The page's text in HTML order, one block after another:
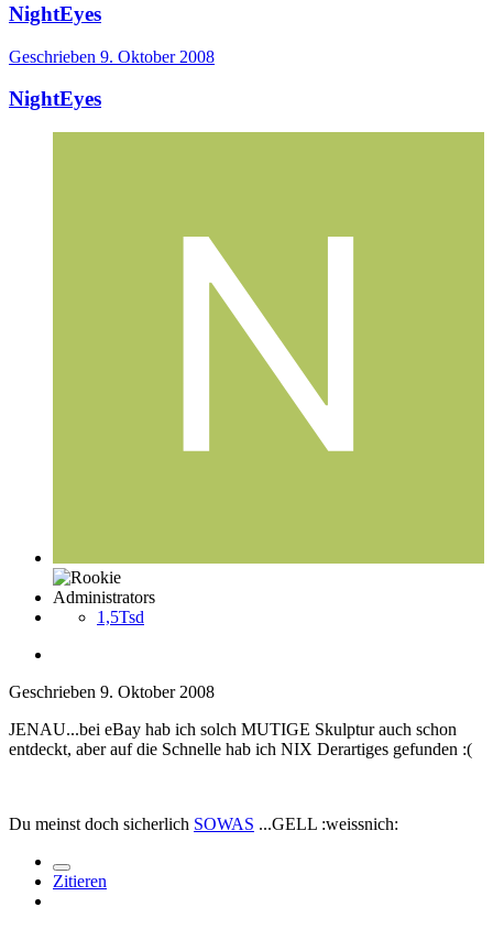
NightEyes
Geschrieben 9. Oktober 2008
NightEyes
Administrators
1,5Tsd
Geschrieben 9. Oktober 2008
JENAU...bei eBay hab ich solch MUTIGE Skulptur auch schon
entdeckt, aber auf die Schnelle hab ich NIX Derartiges gefunden :(
Du meinst doch sicherlich SOWAS ...GELL :weissnich:
Zitieren